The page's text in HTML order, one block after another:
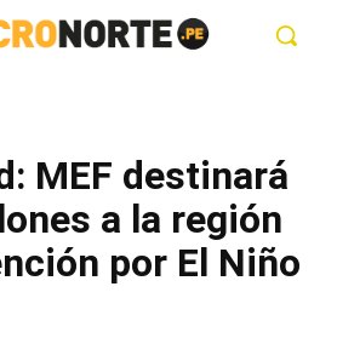
MEF destinará
a la región
por El Niño